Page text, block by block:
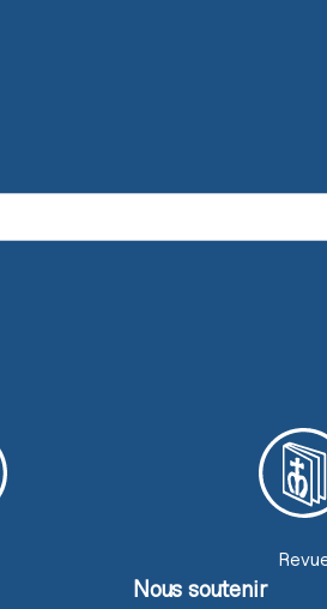
Nous soutenir